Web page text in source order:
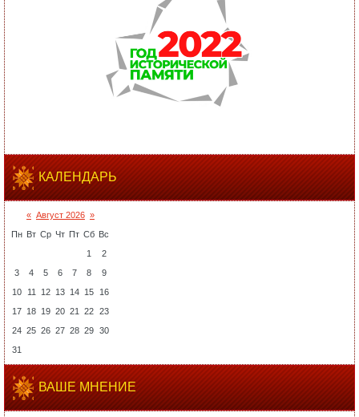
КАЛЕНДАРЬ
« Август 2026 »
Пн Вт Ср Чт Пт Сб Вс
1
2
3
4 5 6 7 8
9
10 11 12 13 14 15 16
17 18 19 20 21 22 23
24 25 26 27 28 29 30
31
ВАШЕ МНЕНИЕ